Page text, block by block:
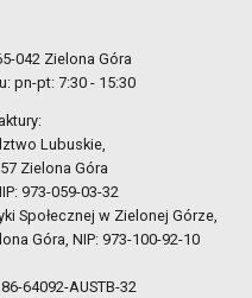
042 Zielona Góra
pn-pt: 7:30 - 15:30
Lubuskie,
Zielona Góra
973-059-03-32
Społecznej w Zielonej Górze,
Góra, NIP: 973-100-92-10
64092-AUSTB-32